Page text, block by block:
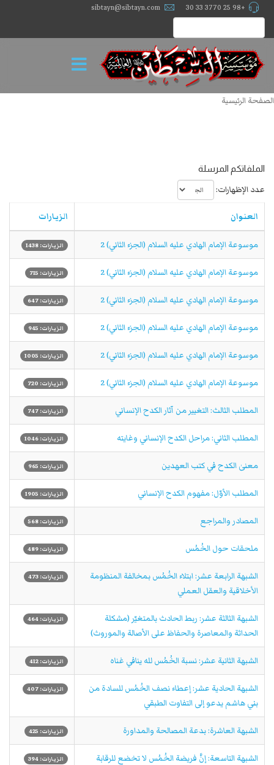
+98 25 3770 33 30
sibtayn@sibtayn.com
الصفحة الرئيسية
الملفاتكم المرسلة
عدد الإظهارات:
العنوان الزيارات
موسوعة الإمام الهادي‏ عليه السلام (الجزء الثاني) 2 الزيارات: 1438
موسوعة الإمام الهادي‏ عليه السلام (الجزء الثاني) 2 الزيارات: 715
موسوعة الإمام الهادي‏ عليه السلام (الجزء الثاني) 2 الزيارات: 647
موسوعة الإمام الهادي‏ عليه السلام (الجزء الثاني) 2 الزيارات: 945
موسوعة الإمام الهادي‏ عليه السلام (الجزء الثاني) 2 الزيارات: 1005
موسوعة الإمام الهادي‏ عليه السلام (الجزء الثاني) 2 الزيارات: 720
المطلب الثالث: التغيير من آثار الكدح الإنساني الزيارات: 747
المطلب الثاني: مراحل الكدح الإنساني وغايته الزيارات: 1046
معنىٰ الكدح في كتب العهدين الزيارات: 965
المطلب الأوّل: مفهوم الكدح الإنساني الزيارات: 1905
المصادر والمراجع الزيارات: 568
ملحقات حول الخُمُس الزيارات: 489
الشبهة الرابعة عشر: ابتلاء الخُمُس بمخالفة المنظومة
الأخلاقية والعقل العملي
الزيارات: 473
الشبهة الثالثة عشر: ربط الحادث بالمتغيّر (مشكلة
الحداثة والمعاصرة والحفاظ على الأصالة والموروث)
الزيارات: 464
الشبهة الثانية عشر: نسبة الخُمُس لله ينافي غناه الزيارات: 412
الشبهة الحادية عشر: إعطاء نصف الخُمُس للسادة من
بني هاشم يدعو إلى التفاوت الطبقي
الزيارات: 407
الشبهة العاشرة: بدعة المصالحة والمداورة الزيارات: 425
الشبهة التاسعة: إنَّ فريضة الخُمُس لا تخضع للرقابة
الزيارات: 394